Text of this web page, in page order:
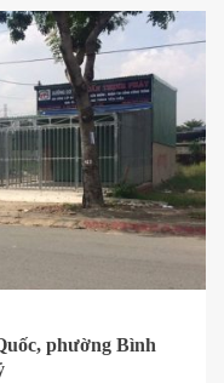
phường Bình